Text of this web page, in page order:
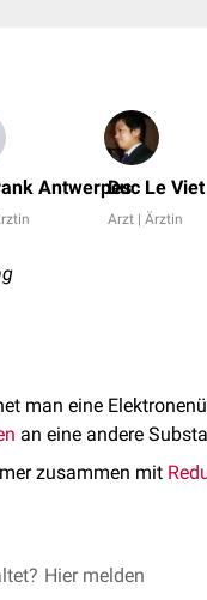
AntwerpesDuc Le Viet
Arzt | Ärztin
man eine
an eine andere
zusammen mit
unter Mitwirkung
Hier melden